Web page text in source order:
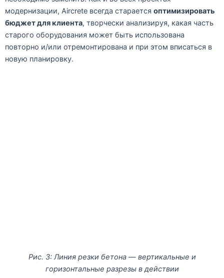
модернизации, Aircrete всегда старается оптимизировать
бюджет для клиента, творчески анализируя, какая часть
старого оборудования может быть использована
повторно и/или отремонтирована и при этом вписаться в
новую планировку.
Рис. 3: Линия резки бетона — вертикальные и
горизонтальные разрезы в действии